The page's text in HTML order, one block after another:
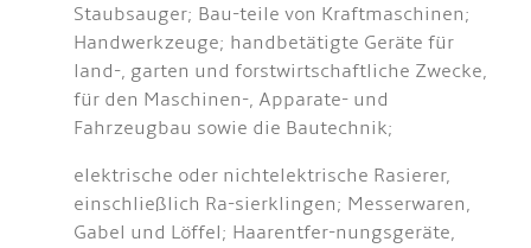
Staubsauger; Bau-teile von Kraftmaschinen;
Handwerkzeuge; handbetätigte Geräte für
land-, garten und forstwirtschaftliche Zwecke,
für den Maschinen-, Apparate- und
Fahrzeugbau sowie die Bautechnik;
elektrische oder nichtelektrische Rasierer,
einschließlich Ra-sierklingen; Messerwaren,
Gabel und Löffel; Haarentfer-nungsgeräte,